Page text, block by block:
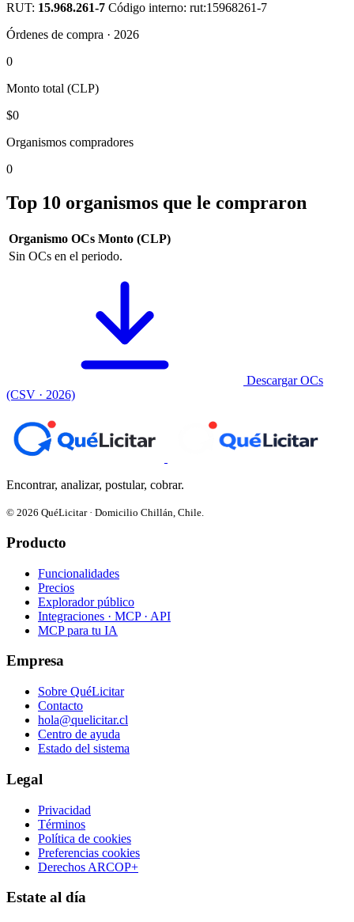
RUT: 15.968.261-7 Código interno: rut:15968261-7
Órdenes de compra · 2026
0
Monto total (CLP)
$0
Organismos compradores
0
Top 10 organismos que le compraron
Organismo OCs Monto (CLP)
Sin OCs en el periodo.
Descargar OCs
(CSV · 2026)
Encontrar, analizar, postular, cobrar.
© 2026 QuéLicitar · Domicilio Chillán, Chile.
Producto
Funcionalidades
Precios
Explorador público
Integraciones · MCP · API
MCP para tu IA
Empresa
Sobre QuéLicitar
Contacto
hola@quelicitar.cl
Centro de ayuda
Estado del sistema
Legal
Privacidad
Términos
Política de cookies
Preferencias cookies
Derechos ARCOP+
Estate al día